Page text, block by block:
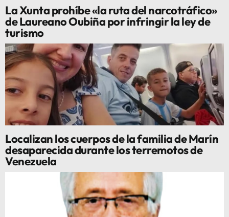
La Xunta prohíbe «la ruta del narcotráfico»
de Laureano Oubiña por infringir la ley de
turismo
Localizan los cuerpos de la familia de Marín
desaparecida durante los terremotos de
Venezuela